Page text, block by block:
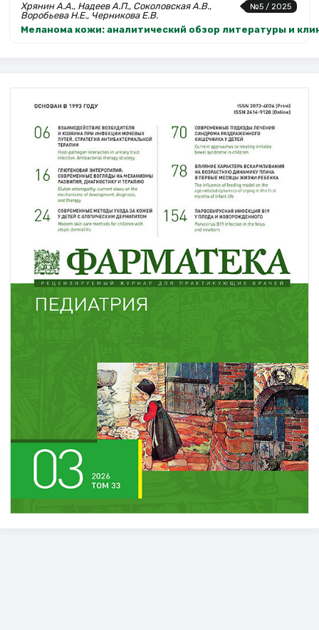
№5 / 2025
Хрянин А.А., Надеев А.П., Соколовская А.В.,
Воробьева Н.Е., Черникова Е.В.
Меланома кожи: аналитический обзор литературы и